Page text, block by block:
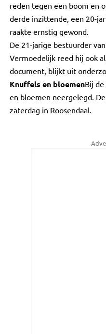
reden tegen een boom en
derde inzittende, een 20-
raakte ernstig gewond.
De 21-jarige bestuurder
Vermoedelijk reed hij ook
document, blijkt uit
Knuffels en bloemenBij
en bloemen neergelegd.
zaterdag in Roosendaal.